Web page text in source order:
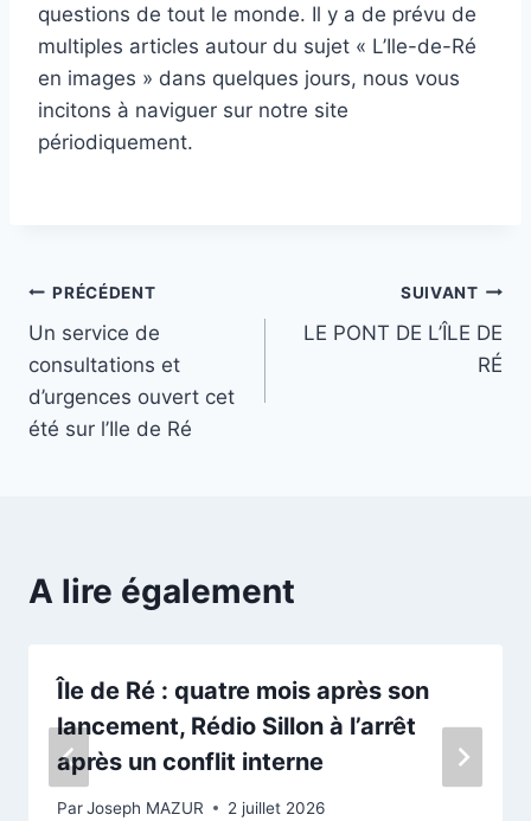
questions de tout le monde. Il y a de prévu de
multiples articles autour du sujet « L’Ile-de-Ré
en images » dans quelques jours, nous vous
incitons à naviguer sur notre site
périodiquement.
Navigation
de
l’article
PRÉCÉDENT
Un service de
consultations et
d’urgences ouvert cet
été sur l’Ile de Ré
SUIVANT
LE PONT DE L’ÎLE DE
RÉ
A lire également
Île de Ré : quatre mois après son
lancement, Rédio Sillon à l’arrêt
après un conflit interne
ParJoseph MAZUR 2 juillet 2026